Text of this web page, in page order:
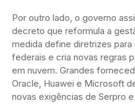
Por outro lado, o governo
decreto que reformula a
medida define diretrizes
federais e cria novas regras
em nuvem. Grandes
Oracle, Huawei e Microsoft
novas exigências de Serpro